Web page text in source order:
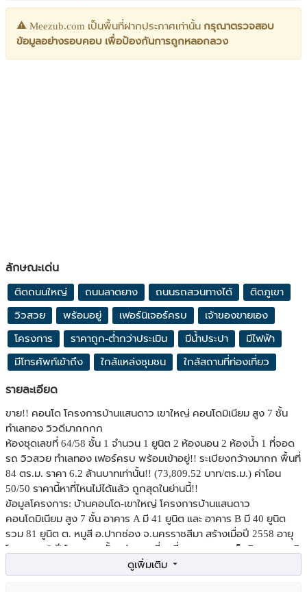
Meezub.com เป็นพื้นที่ฝากประกาศเท่านั้น กรุณาตรวจสอบ
ข้อมูลอย่างรอบคอบ เพื่อป้องกันการถูกหลอกลวง
ลักษณะเด่น
ติดถนนใหญ่ ถนนลาดยาง ถนนรถสวนทางได้ ติดภูเขา
วิวสวย พร้อมอยู่ เฟอร์นิเจอร์ครบ เจ้าของขายเอง
โครงการ ราคาถูก-ต่ำกว่าประเมิน มีน้ำประปา มีไฟฟ้า
มีโทรศัพท์เข้าถึง ใกล้แหล่งชุมชน ใกล้สถานที่ท่องเที่ยว
รายละเอียด
ขาย!! คอนโด โครงการบ้านแสนดาว เขาใหญ่ คอนโดมิเนียม สูง 7 ชั้น
ทำเลทอง วิวดีมากกกก
ห้องชุดเลขที่ 64/58 ชั้น 1 จำนวน 1 ยูนิต 2 ห้องนอน 2 ห้องน้ำ 1 ที่จอด
รถ วิวสวย ทำเลทอง เฟอร์ครบ พร้อมเข้าอยู่!! ระเบียงกว้างมากก พื้นที่
84 ตร.ม. ราคา 6.2 ล้านบาทเท่านั้น!! (73,809.52 บาท/ตร.ม.) ค่าโอน
50/50 ราคานี้หาที่ไหนไม่ได้แล้ว ถูกสุดในย่านนี้!!
ข้อมูลโครงการ: บ้านคอนโด-เขาใหญ่ โครงการบ้านแสนดาว
คอนโดมิเนียม สูง 7 ชั้น อาคาร A มี 41 ยูนิต และ อาคาร B มี 40 ยูนิต
รวม 81 ยูนิต ต. หมูสี อ.ปากช่อง จ.นครราชสีมา สร้างเมื่อปี 2558 อายุ
โครงการ 9 ปี โครงการตั้งอยู่บนจุดที่สูงที่สุดของถนน เห็นวิวธรรมชาติ
และภูเขาพระนอนได้ 180 องศา เหมาะสำหรับคนที่กำลังมองหาบ้านพัก
ตากอากาศที่เขาใหญ่ เดินทางไม่ไกลจากกรุงเทพ